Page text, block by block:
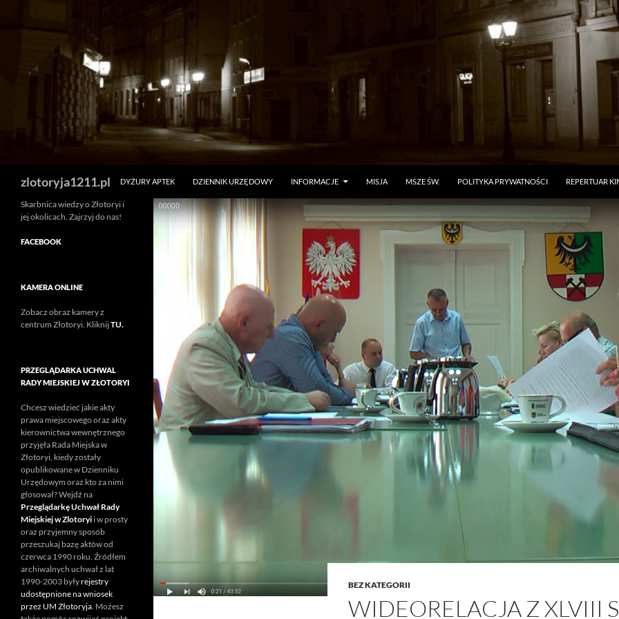
zlotoryja1211.pl DYŻURY APTEK DZIENNIK URZĘDOWY INFORMACJE MISJA MSZE ŚW. POLITYKA PRYWATNOŚCI REPERTUAR
BEZ KATEGORII
WIDEORELACJA Z XLVIII
Skarbnica wiedzy o Złotoryi i
jej okolicach. Zajrzyj do nas!
FACEBOOK
KAMERA ONLINE
Zobacz obraz kamery z
centrum Złotoryi. KliknijTU.
PRZEGLĄDARKA UCHWAL
RADY MIEJSKIEJ W ZŁOTORYI
Chcesz wiedzieć jakie akty
prawa miejscowego oraz akty
kierownictwa wewnętrznego
przyjęła Rada Miejska w
Złotoryi, kiedy zostały
opublikowane w Dzienniku
Urzędowym oraz kto za nimi
głosował? Wejdź na
Przeglądarkę Uchwał Rady
Miejskiej w Zlotoryi i w prosty
oraz przyjemny sposób
przeszukaj bazę aktów od
czerwca 1990 roku. Źródłem
archiwalnych uchwał z lat
1990-2003 byłyrejestry
udostępnione na wniosek
przez UM Złotoryja. Możesz